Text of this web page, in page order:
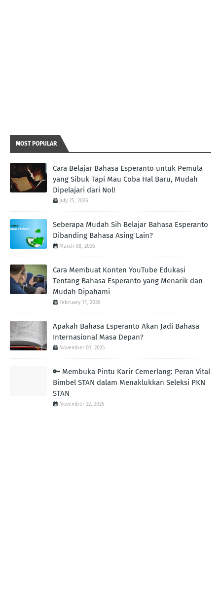
MOST POPULAR
Cara Belajar Bahasa Esperanto untuk Pemula
yang Sibuk Tapi Mau Coba Hal Baru, Mudah
Dipelajari dari Nol!
July 25, 2026
Seberapa Mudah Sih Belajar Bahasa Esperanto
Dibanding Bahasa Asing Lain?
March 08, 2026
Cara Membuat Konten YouTube Edukasi
Tentang Bahasa Esperanto yang Menarik dan
Mudah Dipahami
February 17, 2026
Apakah Bahasa Esperanto Akan Jadi Bahasa
Internasional Masa Depan?
November 03, 2025
🔑 Membuka Pintu Karir Cemerlang: Peran Vital
Bimbel STAN dalam Menaklukkan Seleksi PKN
STAN
November 22, 2025